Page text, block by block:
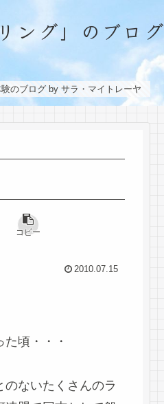
ング」のブログ
のブログ by サラ・マイトレーヤ
コピー
2010.07.15
頃・・・
ないたくさんのラ